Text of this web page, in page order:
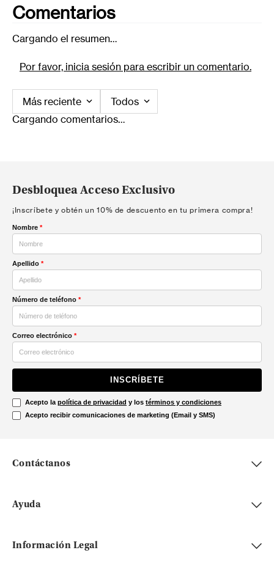
Comentarios
Cargando el resumen…
Por favor, inicia sesión para escribir un comentario.
Más reciente
Todos
Cargando comentarios…
Desbloquea Acceso Exclusivo
¡Inscríbete y obtén un 10% de descuento en tu primera compra!
Nombre *
Apellido *
Número de teléfono *
Correo electrónico *
INSCRÍBETE
Acepto la política de privacidad y los términos y condiciones
Acepto recibir comunicaciones de marketing (Email y SMS)
Contáctanos
Ayuda
Información Legal